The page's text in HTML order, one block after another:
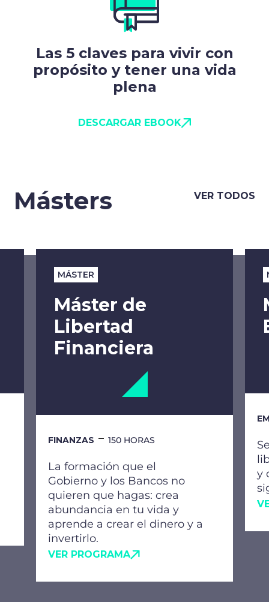
Las 5 claves para vivir con
propósito y tener una vida
plena
DESCARGAR EBOOK
Másters VER TODOS
MÁSTER
Máster de
Libertad
Financiera
FINANZAS 150 HORAS
La formación que el
Gobierno y los Bancos no
quieren que hagas: crea
abundancia en tu vida y
aprende a crear el dinero y a
invertirlo.
VER PROGRAMA
y